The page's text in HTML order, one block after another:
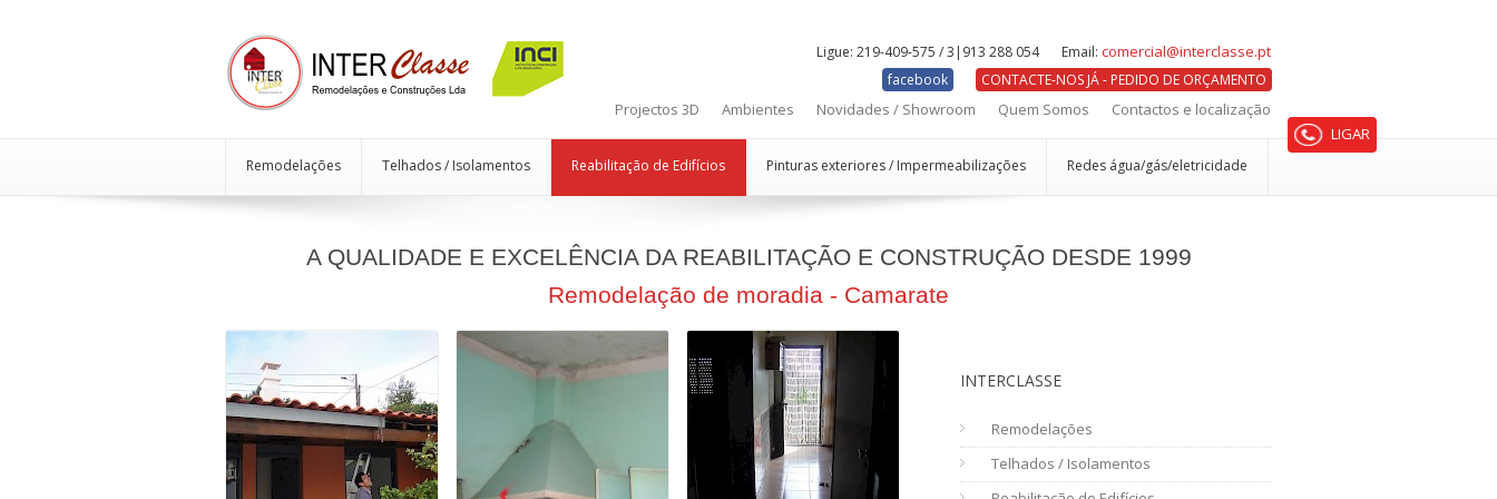
LIGAR
Ligue: 219-409-575 / 3|913 288 054 Email: comercial@interclasse.pt
CONTACTE-NOS JÁ - PEDIDO DE ORÇAMENTO
facebook
Projectos 3D Ambientes Novidades / Showroom Quem Somos Contactos e localização
Remodelações Telhados / Isolamentos Reabilitação de Edifícios Pinturas exteriores / Impermeabilizações Redes água/gás/eletricidade
A QUALIDADE E EXCELÊNCIA DA REABILITAÇÃO E CONSTRUÇÃO DESDE 1999
Remodelação de moradia - Camarate
INTERCLASSE
Remodelações
Telhados / Isolamentos